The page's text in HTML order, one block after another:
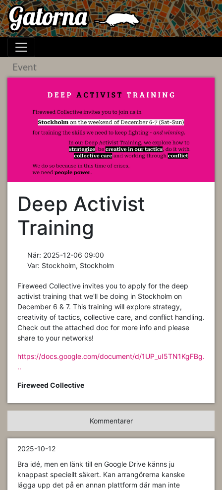
Event
Deep Activist
Training
När: 2025-12-06 09:00
Var: Stockholm, Stockholm
Fireweed Collective invites you to apply for the deep
activist training that we'll be doing in Stockholm on
December 6 & 7. This training will explore strategy,
creativity of tactics, collective care, and conflict handling.
Check out the attached doc for more info and please
share to your networks!
https://docs.google.com/document/d/1UP_uI5TN1KgFBg.
..
Fireweed Collective
Kommentarer
2025-10-12
Bra idé, men en länk till en Google Drive känns ju
knappast speciellt säkert. Kan arrangörerna kanske
lägga upp det på en annan plattform där man inte